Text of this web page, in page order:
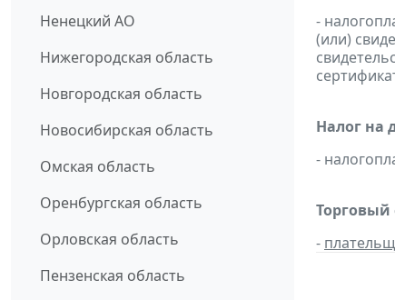
Ненецкий АО
Нижегородская область
Новгородская область
Новосибирская область
Омская область
Оренбургская область
Орловская область
Пензенская область
-
(или)
Налог на
-
Торговый
-